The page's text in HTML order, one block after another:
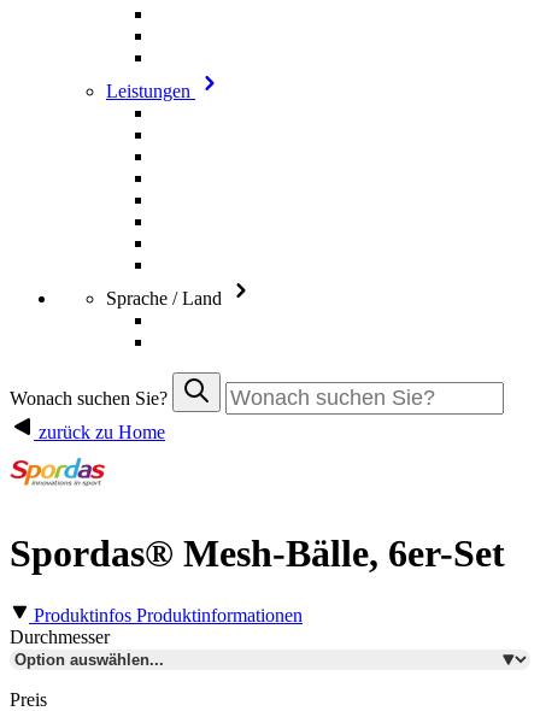
Leistungen
Sprache / Land
Wonach suchen Sie?
zurück zu Home
Spordas® Mesh-Bälle, 6er-Set
Produktinfos Produktinformationen
Durchmesser
Preis